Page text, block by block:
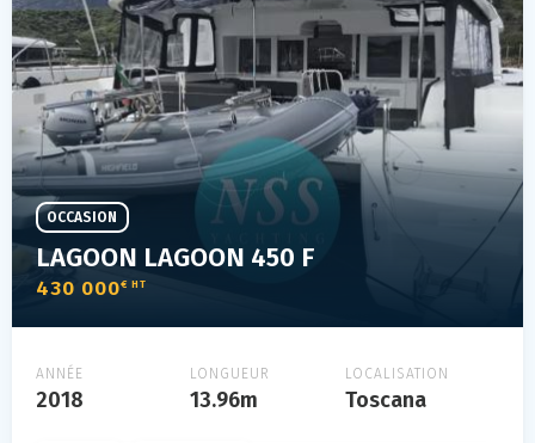
LAGOON LAGOON 450 F
430 000€ HT
OCCASION
ANNÉE
2018
LONGUEUR
13.96m
LOCALISATION
Toscana